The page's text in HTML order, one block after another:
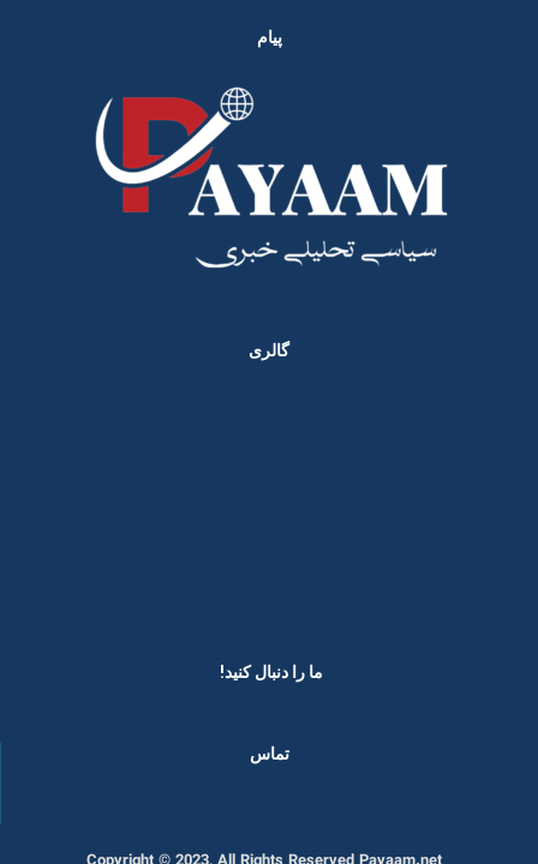
پیام
گالری
ما را دنبال کنید! ​
تماس